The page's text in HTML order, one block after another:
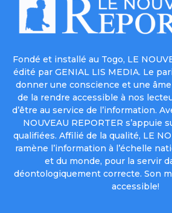
Fondé et installé au Togo, LE
édité par GENIAL LIS MEDIA. Le
donner une conscience et une
de la rendre accessible à nos
d’être au service de l’information.
NOUVEAU REPORTER s’appuie
qualifiées. Affilié de la qualité, LE
ramène l’information à l’échelle
et du monde, pour la servir
déontologiquement correcte. Son
accessible!